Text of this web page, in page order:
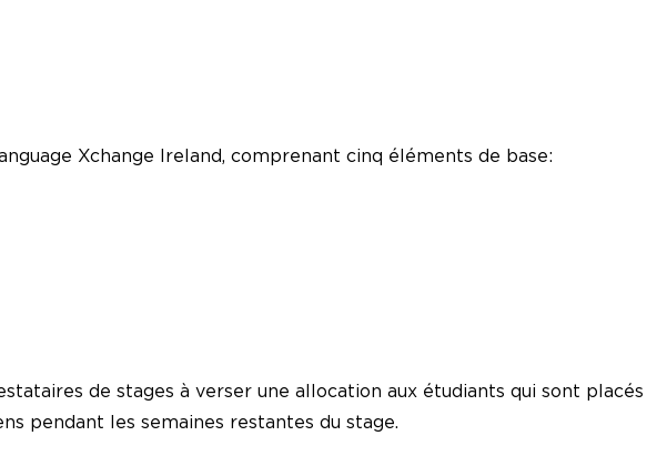
Xchange Ireland, comprenant cinq éléments de base:
de stages à verser une allocation aux étudiants qui sont placés
pendant les semaines restantes du stage.